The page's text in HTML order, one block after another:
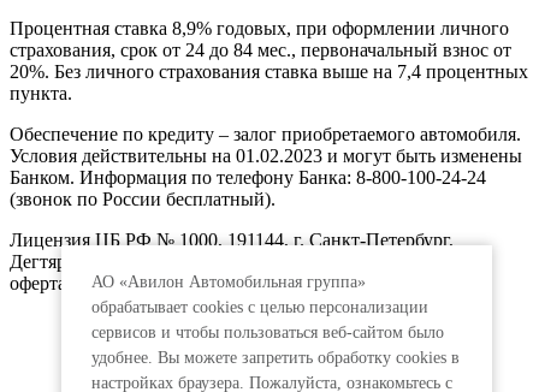
АО «Авилон Автомобильная группа»
обрабатывает cookies с целью персонализации
сервисов и чтобы пользоваться веб-сайтом было
удобнее. Вы можете запретить обработку сookies в
настройках браузера. Пожалуйста, ознакомьтесь с
Процентная ставка 8,9% годовых, при оформлении личного
страхования, срок от 24 до 84 мес., первоначальный взнос от
20%. Без личного страхования ставка выше на 7,4 процентных
пункта.
Обеспечение по кредиту – залог приобретаемого автомобиля.
Условия действительны на 01.02.2023 и могут быть изменены
Банком. Информация по телефону Банка: 8-800-100-24-24
(звонок по России бесплатный).
Лицензия ЦБ РФ № 1000, 191144, г. Санкт-Петербург,
Дегтярный пер., д.11, лит.А. www.vtb.ru. Реклама 0+. Не
оферта.